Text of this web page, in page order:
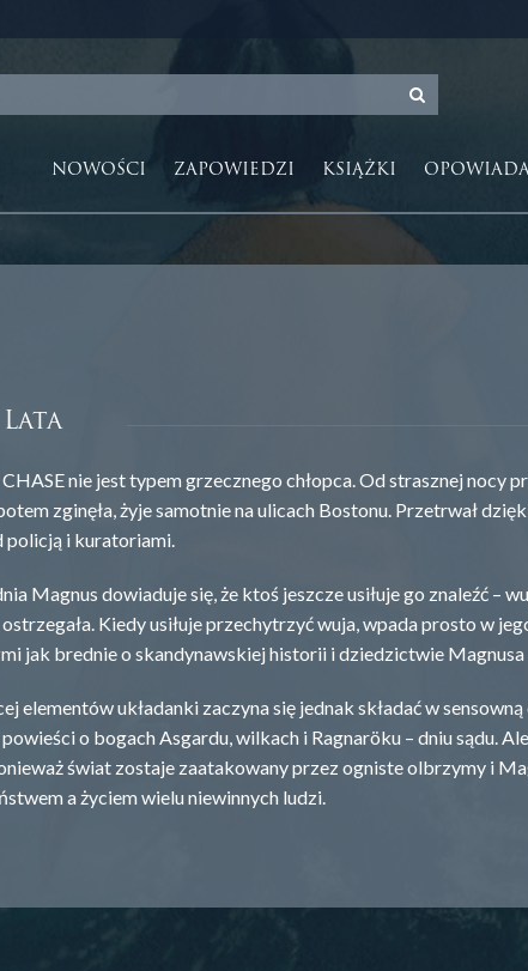
NOWOŚCI ZAPOWIEDZI KSIĄŻKI
nie jest typem grzecznego chłopca. Od strasznej nocy
zginęła, żyje samotnie na ulicach Bostonu. Przetrwał
policją i kuratoriami.
Magnus dowiaduje się, że ktoś jeszcze usiłuje go znaleźć –
Kiedy usiłuje przechytrzyć wuja, wpada prosto w
jak brednie o skandynawskiej historii i dziedzictwie
elementów układanki zaczyna się jednak składać w
o bogach Asgardu, wilkach i Ragnaröku – dniu sądu.
świat zostaje zaatakowany przez ogniste olbrzymy i
a życiem wielu niewinnych ludzi.